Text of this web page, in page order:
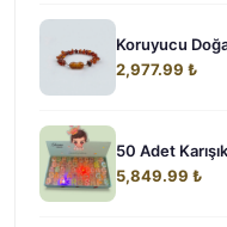
Koruyucu
2,977.99 ₺
50 Adet
5,849.99 ₺